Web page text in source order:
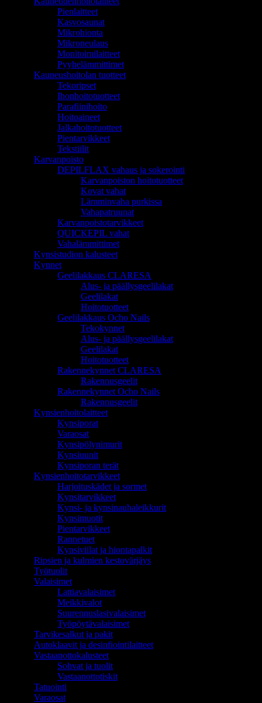
Pienlaitteet
Kasvosaunat
Mikrohionta
Mikroneulaus
Monitoimilaitteet
Pyyhelämmittimet
Kauneushoitolan tuotteet
Tekoripset
Ihonhoitotuotteet
Parafiinihoito
Hoitoaineet
Jalkahoitotuotteet
Pientarvikkeet
Tekstiilit
Karvanpoisto
DEPILFLAX vahaus ja sokerointi
Karvanpoiston hoitotuotteet
Kovat vahat
Lämminvaha purkissa
Vahapatruunat
Karvanpoistotarvikkeet
QUICKEPIL vahat
Vahalämmittimet
Kynsistudion kalusteet
Kynnet
Geelilakkaus CLARESA
Alus- ja päällysgeelilakat
Geelilakat
Hoitotuotteet
Geelilakkaus Ocho Nails
Tekokynnet
Alus- ja päällysgeelilakat
Geelilakat
Hoitotuotteet
Rakennekynnet CLARESA
Rakennusgeelit
Rakennekynnet Ocho Nails
Rakennusgeelit
Kynsienhoitolaitteet
Kynsiporat
Varaosat
Kynsipölynimurit
Kynsiuunit
Kynsiporan terät
Kynsienhoitotarvikkeet
Harjoituskädet ja sormet
Kynsitarvikkeet
Kynsi- ja kynsinauhaleikkurit
Kynsimuotit
Pientarvikkeet
Rannetuet
Kynsiviilat ja hiontapalkit
Ripsien ja kulmien kestovärjäys
Työtuolit
Valaisimet
Lattiavalaisimet
Meikkivalot
Suurennuslasivalaisimet
Työpöytävalaisimet
Tarvikesalkut ja pakit
Autoklaavit ja desinfiointilaitteet
Vastaanottokalusteet
Sohvat ja tuolit
Vastaanottotiskit
Tatuointi
Varaosat